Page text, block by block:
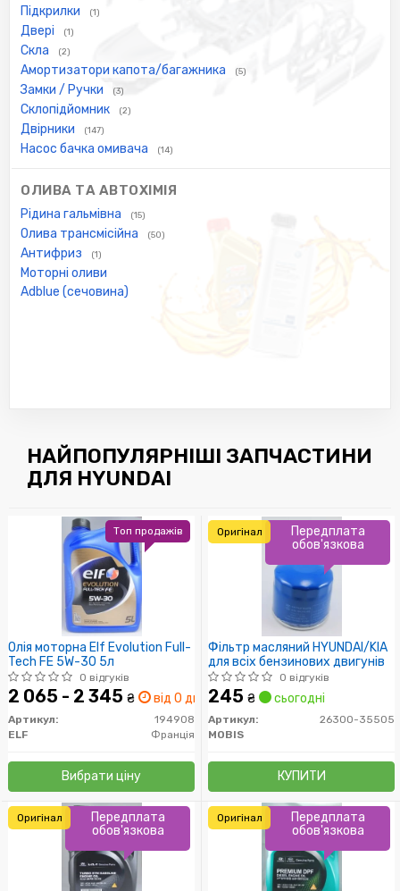
Підкрилки (1)
Двері (1)
Скла (2)
Амортизатори капота/багажника (5)
Замки / Ручки (3)
Склопідйомник (2)
Двірники (147)
Насос бачка омивача (14)
ОЛИВА ТА АВТОХІМІЯ
Рідина гальмівна (15)
Олива трансмісійна (50)
Антифриз (1)
Моторні оливи
Adblue (сечовина)
НАЙПОПУЛЯРНІШІ ЗАПЧАСТИНИ
ДЛЯ HYUNDAI
Олія моторна Elf Evolution Full-
Tech FE 5W-30 5л
0 відгуків
2 065 - 2 345 ₴ від 0 дн.
Артикул:
194908
ELF
Франція
Вибрати ціну
Топ продажів
Фільтр масляний HYUNDAI/KIA
для всіх бензинових двигунів
0 відгуків
245 ₴ сьогодні
Артикул:
26300-35505
MOBIS
КУПИТИ
Передплата
обов'язкова
Оригінал
Передплата
обов'язкова
Оригінал
Передплата
обов'язкова
Оригінал